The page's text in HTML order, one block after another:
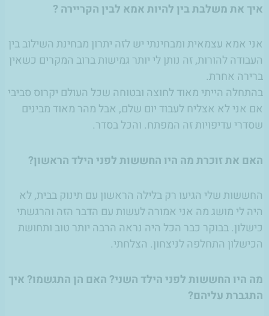
איך את משלבת בין להיות אמא לבין הקריירה ?
אני אמא עצמאית ומבחינתי יש לזה יתרון מבחינת השילוב בין
העבודה להורות, זה נותן לי יותר גמישות ברוב המקרים כשאין
ברירה אחרת.
בהתחלה הייתי מאוד לחוצה ובטוחה שכל העולם יקרוס סביבי
אם אני לא אצליח לעבוד יום שלם, אבל מהר מאוד מבינים
שסדרי עדיפויות זה המפתח. והכל בסדר.
האם את זוכרת מה היו החששות לפני הילד הראשון?
החששות שלי הגיעו רק בלילה הראשון עם תינוק בבית, לא
היה לי מושג מה אני אמורה לעשות עם הדבר הזה והרגשתי
כישלון. בבוקר כבר הכל היה נראה הרבה יותר טוב ותחושת
הכישלון התחלפה לניצחון. הצלחתי.
מה היו החששות לפני הילד השני? האם הן התגשמו? איך
התגברת עליהם?